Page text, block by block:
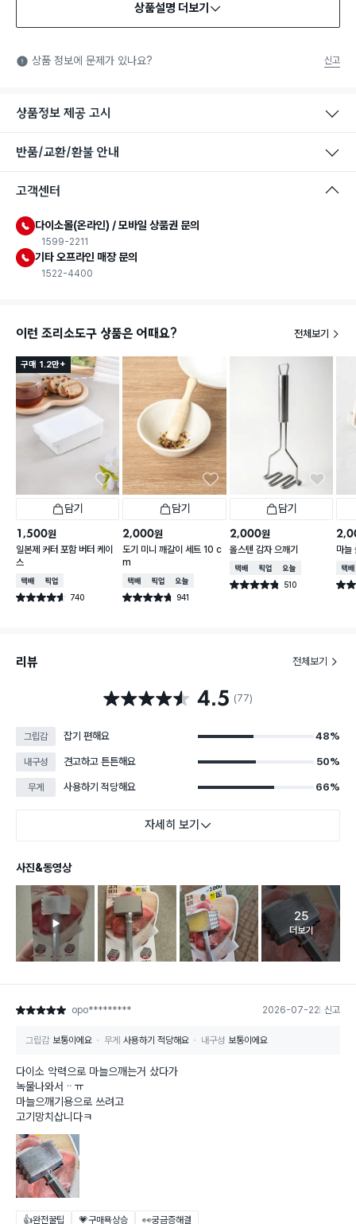
식품용 기구: 식품위생법에서 정한 규격에 따라 제조되어 식품 또
는 식품첨가물에 사용할 수 있는 식품용기구라는 표시입니다.
상품설명 더보기
상품 정보에 문제가 있나요? 신고
상품정보 제공 고시
반품/교환/환불 안내
고객센터
다이소몰(온라인) / 모바일 상품권 문의
1599-2211
기타 오프라인 매장 문의
1522-4400
이런 조리소도구 상품은 어때요? 전체보기
구매 1.2만+
담기
1,500원
일본제 커터 포함 버터 케이
스
택배배송매장픽업
별점 4.6점 740
건 작성
담기
2,000원
도기 미니 깨갈이 세트 10 c
m
택배배송매장픽업오늘배송
별점 4.7점 941
건 작성
담기
2,000원
올스텐 감자 으깨기
택배배송매장픽업오늘배송
별점 4.8점 510
건 작성
마늘
택배
별점
리뷰 전체보기
별점 4.5점 4.5 (77)
그립감 잡기 편해요 48%
내구성 견고하고 튼튼해요 50%
무게 사용하기 적당해요 66%
자세히 보기
사진&동영상
고객 리뷰
25
더보기
별점 5점 opo********* 2026-07-22 신고
그립감 보통이에요 무게 사용하기 적당해요 내구성 보통이에요
다이소 악력으로 마늘으깨는거 샀다가
녹물나와서ᆢㅠ
마늘으깨기용으로 쓰려고
고기망치삽니다ㅋ
👍완전꿀팁 💗구매욕상승 👀궁금증해결